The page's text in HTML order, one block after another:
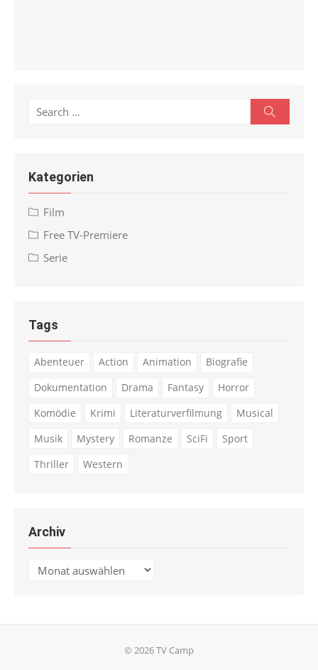
Search
Kategorien
Film
Free TV-Premiere
Serie
Tags
Abenteuer Action Animation
Biografie
Dokumentation
Drama Fantasy
Horror
Komödie
Krimi Literaturverfilmung
Musical
Musik
Mystery Romanze SciFi
Sport
Thriller
Western
Archiv
Archiv
© 2026 TV Camp